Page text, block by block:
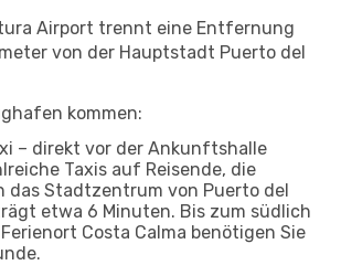
Airport trennt eine Entfernung
von der Hauptstadt Puerto del
kommen:
– direkt vor der Ankunftshalle
Taxis auf Reisende, die
das Stadtzentrum von Puerto del
etwa 6 Minuten. Bis zum südlich
Costa Calma benötigen Sie